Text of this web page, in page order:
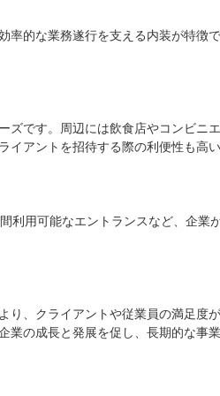
率的な業務遂行を支える内装が特徴
ズです。周辺には飲食店やコンビニ
アントを招待する際の利便性も高い
利用可能なエントランスなど、企業
り、クライアントや従業員の満足度
業の成長と発展を促し、長期的な事